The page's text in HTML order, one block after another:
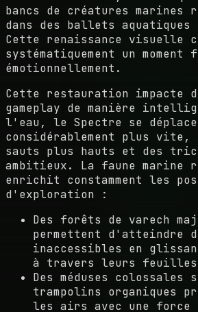
bancs de créatures marines
dans des ballets aquatiques
Cette renaissance visuelle
systématiquement un moment
émotionnellement.
Cette restauration impacte
gameplay de manière
l'eau, le Spectre se déplace
considérablement plus vite,
sauts plus hauts et des
ambitieux. La faune marine
enrichit constamment les
d'exploration :
Des forêts de varech
permettent d'atteindre
inaccessibles en
à travers leurs feuilles
Des méduses colossales
trampolins organiques
les airs avec une force